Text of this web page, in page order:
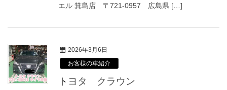
エル 箕島店 〒721-0957 広島県 […]
2026年3月6日
お客様の車紹介
トヨタ クラウン